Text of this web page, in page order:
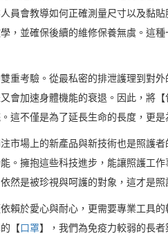
員會教導如何正確測量尺寸以及黏
，並確保後續的維修保養無虞。這
重考驗。從最私密的排泄護理到對
會加速身體機能的衰退。因此，將【
這不僅是為了延長生命的長度，更
市場上的新產品與新技術也是照護
。擁抱這些科技進步，能讓照護工
然是被珍視與呵護的對象，這才是照
賴於愛心與耐心，更需要專業工具
【口罩】，我們為免疫力較弱的長